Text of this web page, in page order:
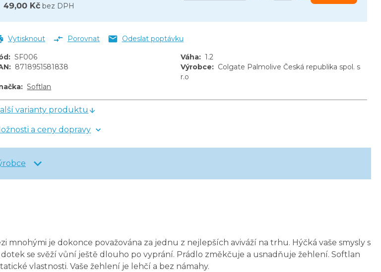
49,00 Kč bez DPH
Vytisknout Porovnat Odeslat poptávku
: SF006 Váha: 1.2
: 8718951581838 Výrobce: Colgate Palmolive Česká republika spol. s
r.o
: Softlan
varianty produktu
a ceny dopravy
mnohými je dokonce považována za jednu z nejlepších aviváží na trhu. Hýčká vaše smysly s
se svěží vůní ještě dlouho po vyprání. Prádlo změkčuje a usnadňuje žehlení. Softlan
vlastnosti. Vaše žehlení je lehčí a bez námahy.